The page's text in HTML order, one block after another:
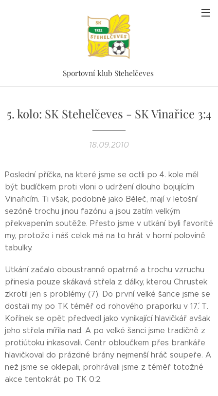
Sportovní klub Stehelčeves
5. kolo: SK Stehelčeves - SK Vinařice 3:4
18.09.2010
Poslední příčka, na které jsme se octli po 4. kole měl
být budíčkem proti vloni o udržení dlouho bojujícím
Vinařicím. Ti však, podobně jako Běleč, mají v letošní
sezóně trochu jinou fazónu a jsou zatím velkým
překvapením soutěže. Přesto jsme v utkání byli favorité
my, protože i náš celek má na to hrát v horní polovině
tabulky.
Utkání začalo oboustranně opatrně a trochu vzruchu
přinesla pouze skákavá střela z dálky, kterou Chrustek
zkrotil jen s problémy (7´). Do první velké šance jsme se
dostali my po TK téměř od rohového praporku v 17´. T.
Kořínek se opět předvedl jako vynikající hlavičkář avšak
jeho střela mířila nad. A po velké šanci jsme tradičně z
protiútoku inkasovali. Centr obloučkem přes brankáře
hlavičkoval do prázdné brány nejmenší hráč soupeře. A
než jsme se oklepali, prohrávali jsme z téměř totožné
akce tentokrát po TK 0:2.